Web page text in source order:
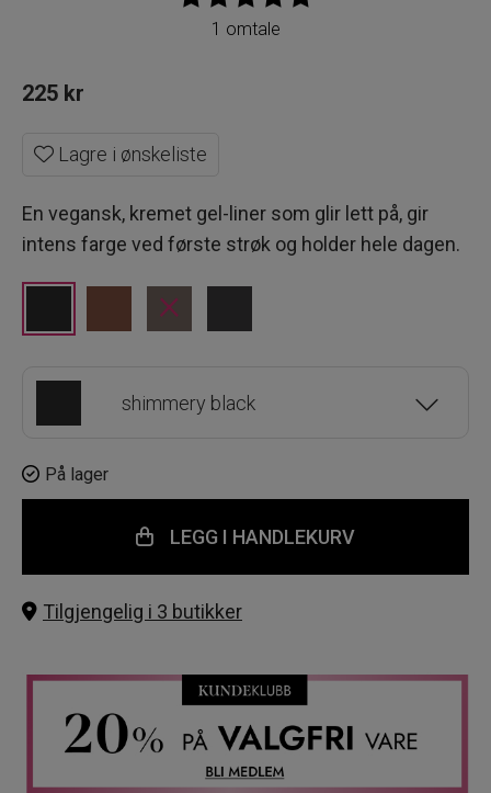
1 omtale
225 kr
Lagre i ønskeliste
En vegansk, kremet gel-liner som glir lett på, gir
intens farge ved første strøk og holder hele dagen.
×
shimmery black
matte dark brown
matte black
På lager
LEGG I HANDLEKURV
Tilgjengelig i 3 butikker